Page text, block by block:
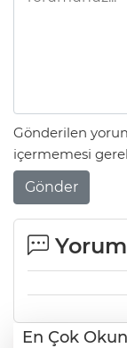
Gönderilen
içermemesi
Gönder
En Çok